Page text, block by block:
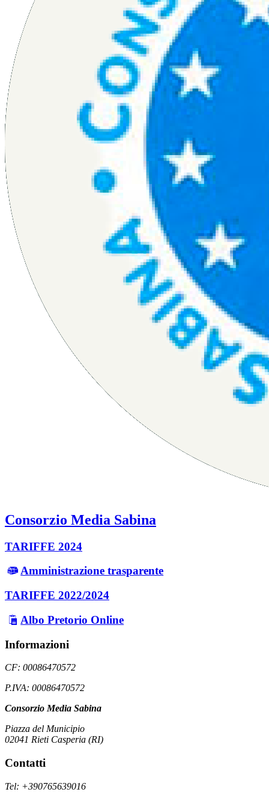
Consorzio Media Sabina
TARIFFE 2024
Amministrazione trasparente
TARIFFE 2022/2024
Albo Pretorio Online
Informazioni
CF: 00086470572
P.IVA: 00086470572
Consorzio Media Sabina
Piazza del Municipio
02041 Rieti Casperia (RI)
Contatti
Tel: +390765639016